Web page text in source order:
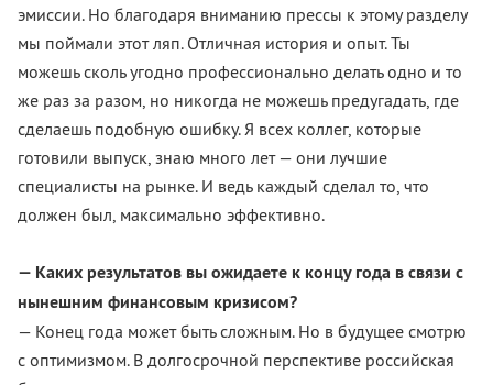
эмиссии. Но благодаря вниманию прессы к этому разделу
мы поймали этот ляп. Отличная история и опыт. Ты
можешь сколь угодно профессионально делать одно и то
же раз за разом, но никогда не можешь предугадать, где
сделаешь подобную ошибку. Я всех коллег, которые
готовили выпуск, знаю много лет — они лучшие
специалисты на рынке. И ведь каждый сделал то, что
должен был, максимально эффективно.
— Каких результатов вы ожидаете к концу года в связи с
нынешним финансовым кризисом?
— Конец года может быть сложным. Но в будущее смотрю
с оптимизмом. В долгосрочной перспективе российская